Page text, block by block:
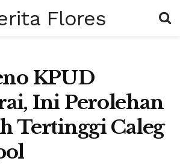
Flores
KPUD
Ini Perolehan
Tertinggi Caleg